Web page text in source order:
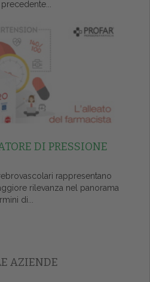
DI PRESSIONE
rappresentano
rilevanza nel panorama
di...
AZIENDE